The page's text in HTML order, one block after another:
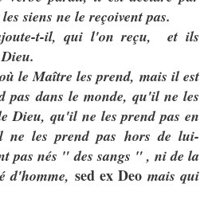
siens ne le reçoivent pas.
t-il, qui l'on reçu, et ils
le Maître les prend, mais il est
dans le monde, qu'il ne les
Dieu, qu'il ne les prend pas en
ne les prend pas hors de lui-
pas nés " des sangs " , ni de la
d'homme, sed ex Deo mais qui